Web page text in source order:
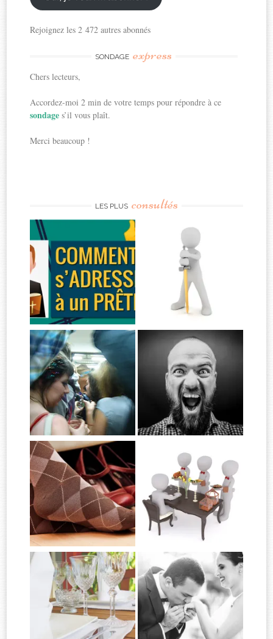
Rejoignez les 2 472 autres abonnés
SONDAGE express
Chers lecteurs,
Accordez-moi 2 min de votre temps pour répondre à ce
sondages’il vous plaît.
Merci beaucoup !
LES PLUS consultés